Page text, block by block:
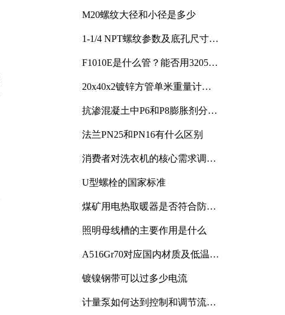
M20螺纹大径和小径是多少
1-1/4 NPT螺纹参数及底孔尺寸详
F1010E是什么管？能否用3205或
20x40x2镀锌方管单米重量计算
抗渗混凝土中P6和P8膨胀剂分别
法兰PN25和PN16有什么区别
消费者对洗衣机的核心需求调研
U型螺栓的国家标准
煤矿用电热取暖器是否符合防爆
照明母线槽的主要作用是什么
A516Gr70对应国内材质及低温冲
镀镍钢带可以过多少电流
计量泵如何达到控制和调节流量